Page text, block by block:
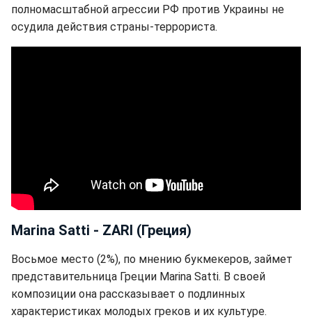
полномасштабной агрессии РФ против Украины не
осудила действия страны-террориста.
Marina Satti - ZARI (Греция)
Восьмое место (2%), по мнению букмекеров, займет
представительница Греции Marina Satti. В своей
композиции она рассказывает о подлинных
характеристиках молодых греков и их культуре.